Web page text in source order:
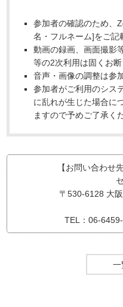
参加者の確認のため、
名・フルネーム]をご記
動画の録画、画面撮影
等の2次利用は固くお断
音声・画像の調整は参
参加者がご利用のシス
に乱れが生じた場合に
ますので予めご了承く
【お問い合わ
〒530-6128 大
TEL：06-
一